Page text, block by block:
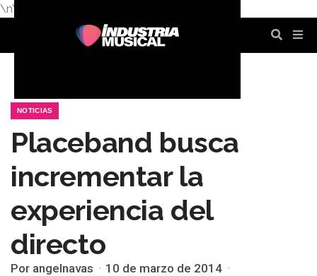
\n\n
NOTICIAS
Placeband busca
incrementar la
experiencia del
directo
Por angelnavas 10 de marzo de 2014